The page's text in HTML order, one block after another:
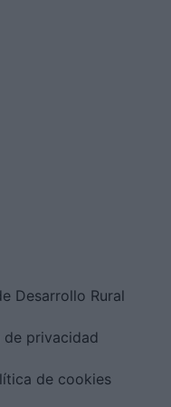
Desarrollo Rural
de privacidad
de cookies